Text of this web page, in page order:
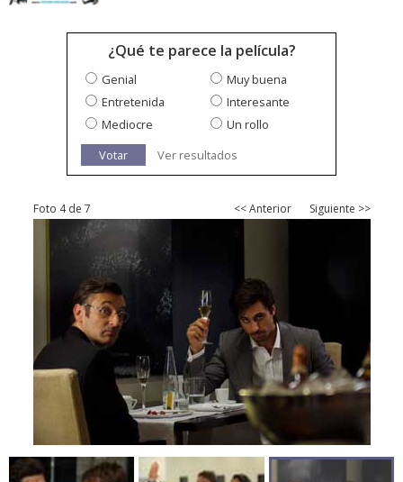
¿Qué te parece la película?
Genial
Muy buena
Entretenida
Interesante
Mediocre
Un rollo
Votar
Ver resultados
Foto 4 de 7 << Anterior Siguiente >>